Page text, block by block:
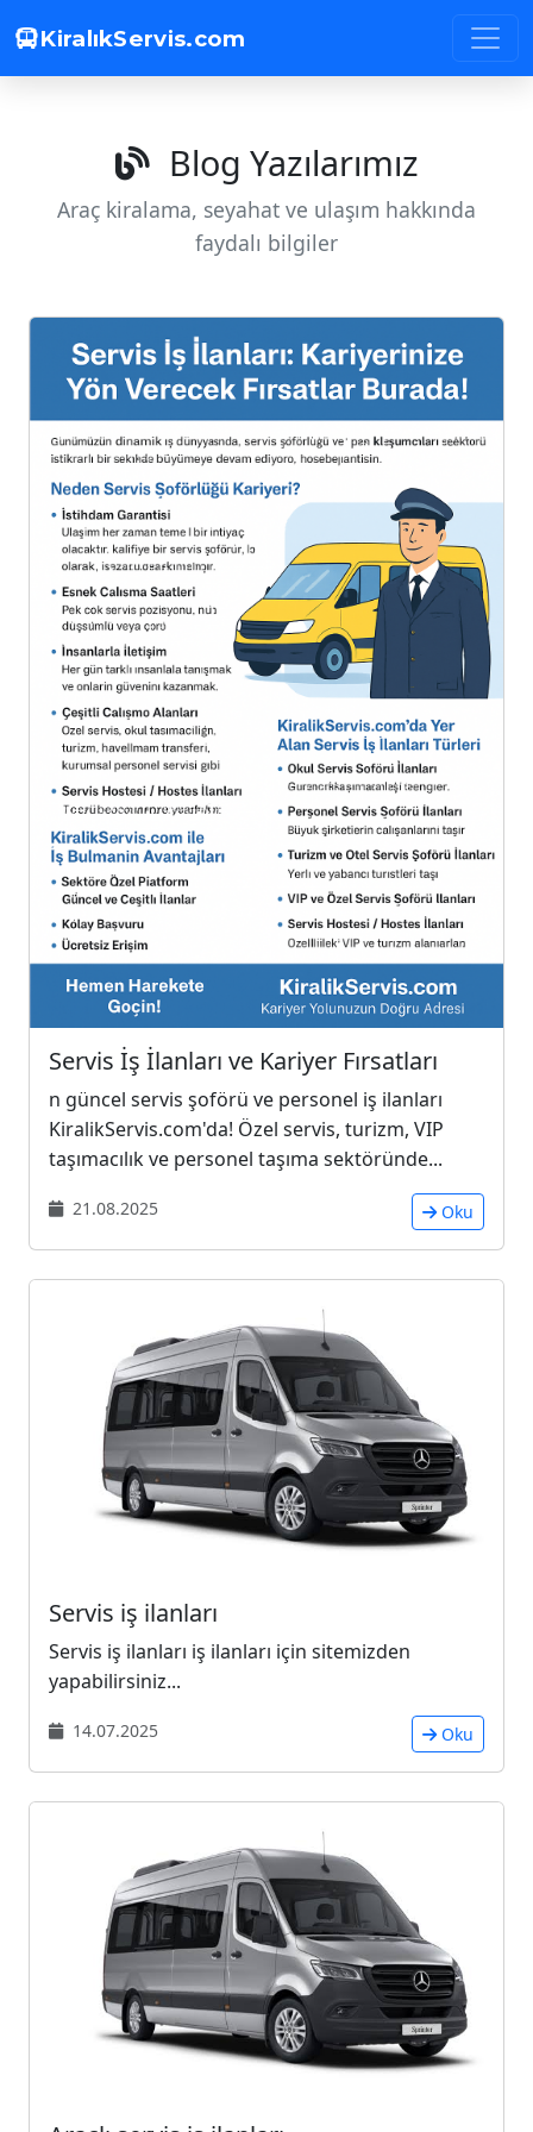
KiralıkServis.com
Blog Yazılarımız
Araç kiralama, seyahat ve ulaşım hakkında
faydalı bilgiler
Servis İş İlanları ve Kariyer Fırsatları
n güncel servis şoförü ve personel iş ilanları
KiralikServis.com'da! Özel servis, turizm, VIP
taşımacılık ve personel taşıma sektöründe...
21.08.2025 Oku
Servis iş ilanları
Servis iş ilanları iş ilanları için sitemizden
yapabilirsiniz...
14.07.2025 Oku